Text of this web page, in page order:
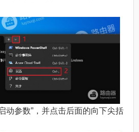
动参数”，并点击后面的向下尖括